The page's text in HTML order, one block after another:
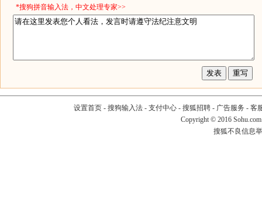
*搜狗拼音输入法，中文处理专家>>
设置首页- 搜狗输入法- 支付中心- 搜狐招聘- 广告服务 - 客
Copyright © 2016
搜狐不良信息